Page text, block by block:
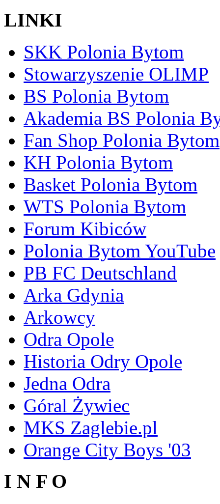
LINKI
SKK Polonia Bytom
Stowarzyszenie OLIMP
BS Polonia Bytom
Akademia BS Polonia
Fan Shop Polonia Bytom
KH Polonia Bytom
Basket Polonia Bytom
WTS Polonia Bytom
Forum Kibiców
Polonia Bytom YouTube
PB FC Deutschland
Arka Gdynia
Arkowcy
Odra Opole
Historia Odry Opole
Jedna Odra
Góral Żywiec
MKS Zaglebie.pl
Orange City Boys '03
I N F O